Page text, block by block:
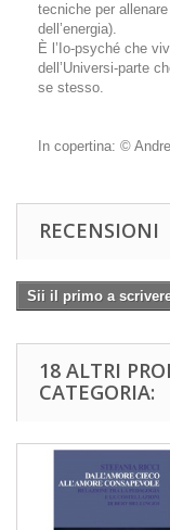
tecniche per
dell’energia).
È l’Io-psyché che
dell’Universi-parte
se stesso.
In copertina: ©
RECENSIONI
Sii il primo a
18 ALTRI
CATEGORIA: